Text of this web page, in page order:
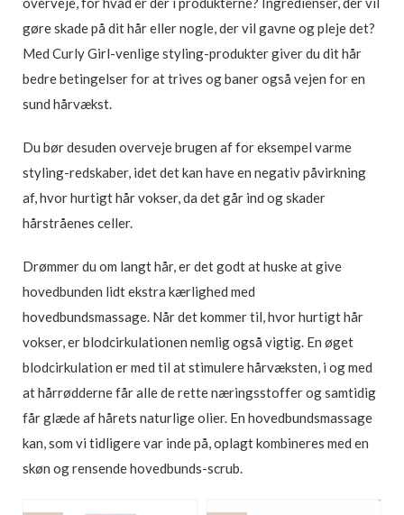
gøre skade på dit hår eller nogle, der vil gavne og pleje det?
Med Curly Girl-venlige styling-produkter giver du dit hår
bedre betingelser for at trives og baner også vejen for en
sund hårvækst.
Du bør desuden overveje brugen af for eksempel varme
styling-redskaber, idet det kan have en negativ påvirkning
af, hvor hurtigt hår vokser, da det går ind og skader
hårstråenes celler.
Drømmer du om langt hår, er det godt at huske at give
hovedbunden lidt ekstra kærlighed med
hovedbundsmassage. Når det kommer til, hvor hurtigt hår
vokser, er blodcirkulationen nemlig også vigtig. En øget
blodcirkulation er med til at stimulere hårvæksten, i og med
at hårrødderne får alle de rette næringsstoffer og samtidig
får glæde af hårets naturlige olier. En hovedbundsmassage
kan, som vi tidligere var inde på, oplagt kombineres med en
skøn og rensende hovedbunds-scrub.